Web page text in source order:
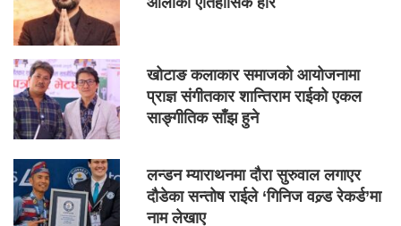
खोटाङ कलाकार समाजको आयोजनामा
प्राज्ञ संगीतकार शान्तिराम राईको एकल
साङ्गीतिक साँझ हुने
लन्डन म्याराथनमा दौरा सुरुवाल लगाएर
दौडेका सन्तोष राईले ‘गिनिज वल्र्ड रेकर्ड’मा
नाम लेखाए